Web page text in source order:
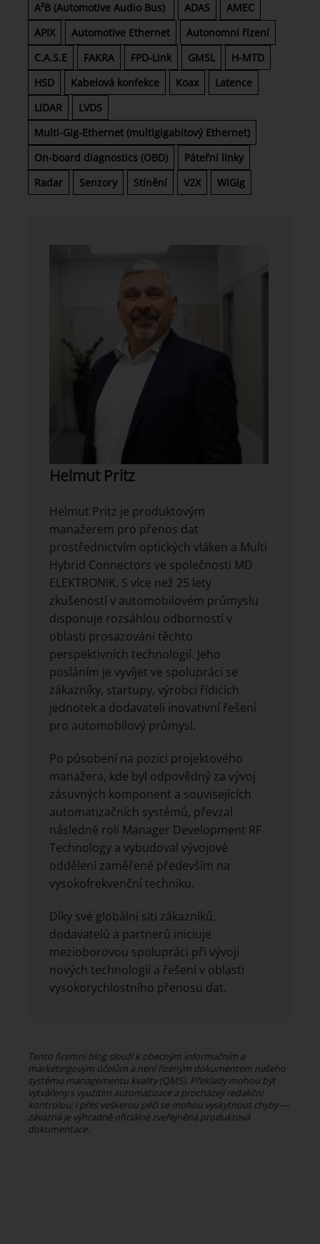
A²B (Automotive Audio Bus) ADAS
AMEC
APIX
Automotive Ethernet
Autonomní řízení
C.A.S.E
FAKRA FPD-Link GMSL
H-MTD
HSD
Kabelová konfekce Koax
Latence
LiDAR
LVDS
Multi-Gig-Ethernet (multigigabitový Ethernet)
On-board diagnostics (OBD)
Páteřní linky
Radar
Senzory Stínění V2X WiGig
Helmut Pritz
Helmut Pritz je produktovým
manažerem pro přenos dat
prostřednictvím optických vláken a Multi
Hybrid Connectors ve společnosti MD
ELEKTRONIK. S více než 25 lety
zkušeností v automobilovém průmyslu
disponuje rozsáhlou odborností v
oblasti prosazování těchto
perspektivních technologií. Jeho
posláním je vyvíjet ve spolupráci se
zákazníky, startupy, výrobci řídicích
jednotek a dodavateli inovativní řešení
pro automobilový průmysl.
Po působení na pozici projektového
manažera, kde byl odpovědný za vývoj
zásuvných komponent a souvisejících
automatizačních systémů, převzal
následně roli Manager Development RF
Technology a vybudoval vývojové
oddělení zaměřené především na
vysokofrekvenční techniku.
Díky své globální síti zákazníků,
dodavatelů a partnerů iniciuje
mezioborovou spolupráci při vývoji
nových technologií a řešení v oblasti
vysokorychlostního přenosu dat.
Tento firemní blog slouží k obecným informačním a
marketingovým účelům a není řízeným dokumentem našeho
systému managementu kvality (QMS). Překlady mohou být
vytvářeny s využitím automatizace a procházejí redakční
kontrolou; i přes veškerou péči se mohou vyskytnout chyby —
závazná je výhradně oficiálně zveřejněná produktová
dokumentace.